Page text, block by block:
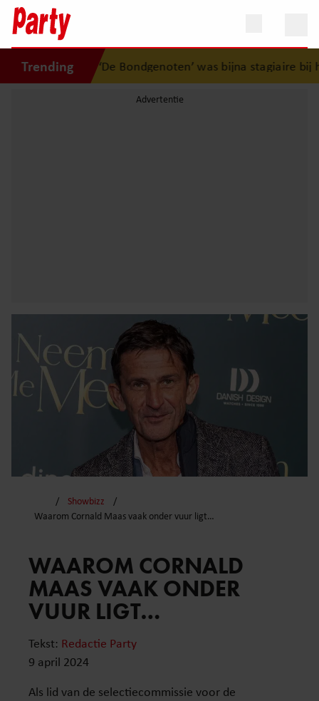
Trending
uit ‘De Bondgenoten’ was bijna stagiaire bij het merk
Showbizz
Waarom Cornald Maas vaak onder vuur ligt…
WAAROM CORNALD
MAAS VAAK ONDER
VUUR LIGT…
Tekst: Redactie Party
9 april 2024
Als lid van de selectiecommissie voor de